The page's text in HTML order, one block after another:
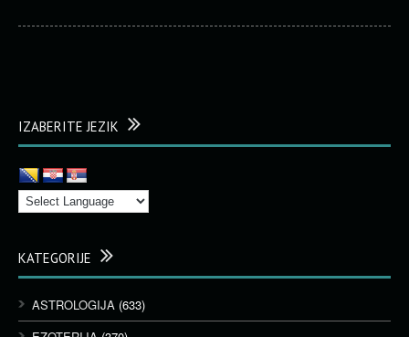
IZABERITE JEZIK
KATEGORIJE
ASTROLOGIJA (633)